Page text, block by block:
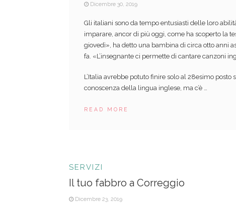
Dicembre 30, 2019
Gli italiani sono da tempo entusiasti delle loro
imparare, ancor di più oggi, come ha scoperto la
giovedì», ha detto una bambina di circa otto anni
fa. «L’insegnante ci permette di cantare canzoni
L’Italia avrebbe potuto finire solo al 28esimo
conoscenza della lingua inglese, ma c’è …
READ MORE
SERVIZI
Il tuo fabbro a Correggio
Dicembre 23, 2019